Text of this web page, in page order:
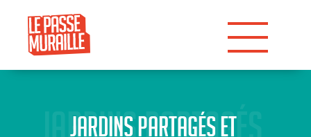
Jardins partagés
Jardins partagés et